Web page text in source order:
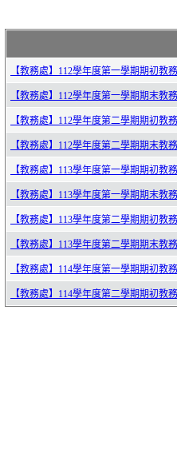
【教務處】112學年度第一學期期初教
【教務處】112學年度第一學期期末教
【教務處】112學年度第二學期期初教
【教務處】112學年度第二學期期末教
【教務處】113學年度第一學期期初教
【教務處】113學年度第一學期期末教
【教務處】113學年度第二學期期初教
【教務處】113學年度第二學期期末教
【教務處】114學年度第一學期期初教
【教務處】114學年度第二學期期初教